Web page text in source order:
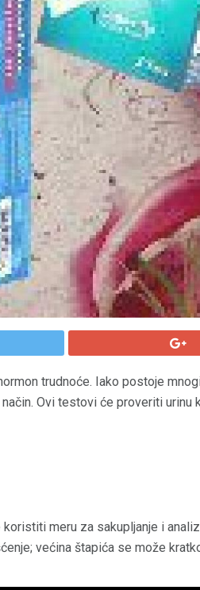
trudnoće. Iako postoje
Ovi testovi će proveriti urinu
meru za sakupljanje i
većina štapića se može